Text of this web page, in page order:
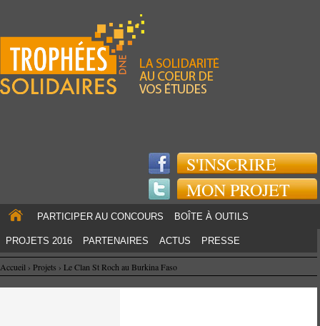
S'INSCRIRE
MON PROJET
PARTICIPER AU CONCOURS BOÎTE À OUTILS
PROJETS 2016 PARTENAIRES ACTUS PRESSE
Accueil › Projets › Le Clan St Roch au Burkina Faso